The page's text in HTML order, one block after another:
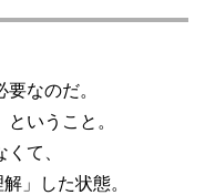
なのだ。
いうこと。
て、
」した状態。